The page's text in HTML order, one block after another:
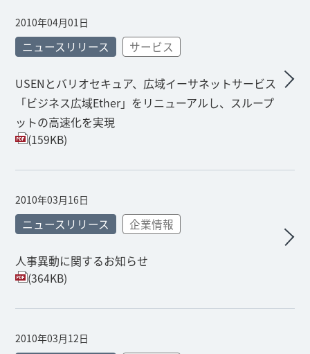
2010年04月01日
ニュースリリース サービス
USENとバリオセキュア、広域イーサネットサービス
「ビジネス広域Ether」をリニューアルし、スループ
ットの高速化を実現
(159KB)
2010年03月16日
ニュースリリース 企業情報
人事異動に関するお知らせ
(364KB)
2010年03月12日